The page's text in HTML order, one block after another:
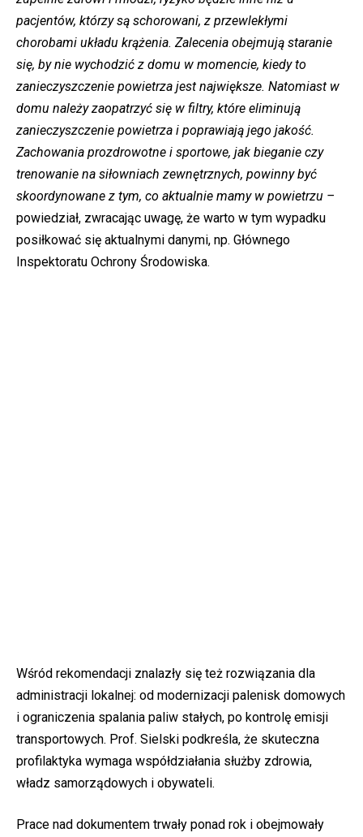
pacjentów, którzy są schorowani, z przewlekłymi
chorobami układu krążenia. Zalecenia obejmują staranie
się, by nie wychodzić z domu w momencie, kiedy to
zanieczyszczenie powietrza jest największe. Natomiast w
domu należy zaopatrzyć się w filtry, które eliminują
zanieczyszczenie powietrza i poprawiają jego jakość.
Zachowania prozdrowotne i sportowe, jak bieganie czy
trenowanie na siłowniach zewnętrznych, powinny być
skoordynowane z tym, co aktualnie mamy w powietrzu –
powiedział, zwracając uwagę, że warto w tym wypadku
posiłkować się aktualnymi danymi, np. Głównego
Inspektoratu Ochrony Środowiska.
Wśród rekomendacji znalazły się też rozwiązania dla
administracji lokalnej: od modernizacji palenisk domowych
i ograniczenia spalania paliw stałych, po kontrolę emisji
transportowych. Prof. Sielski podkreśla, że skuteczna
profilaktyka wymaga współdziałania służby zdrowia,
władz samorządowych i obywateli.
Prace nad dokumentem trwały ponad rok i obejmowały